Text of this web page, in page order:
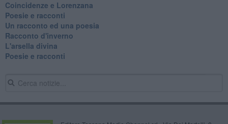
Coincidenze e Lorenzana
Poesie e racconti
Un racconto ed una poesia
Racconto d'inverno
​L'arsella divina
Poesie e racconti